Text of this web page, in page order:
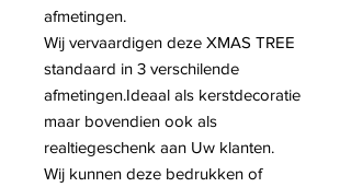
afmetingen.
Wij vervaardigen deze XMAS TREE
standaard in 3 verschilende
afmetingen.Ideaal als kerstdecoratie
maar bovendien ook als
realtiegeschenk aan Uw klanten.
Wij kunnen deze bedrukken of